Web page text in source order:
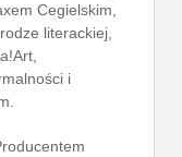
Cegielskim,
literackiej,
i